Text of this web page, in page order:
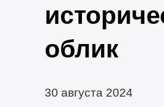
облик
30 августа 2024